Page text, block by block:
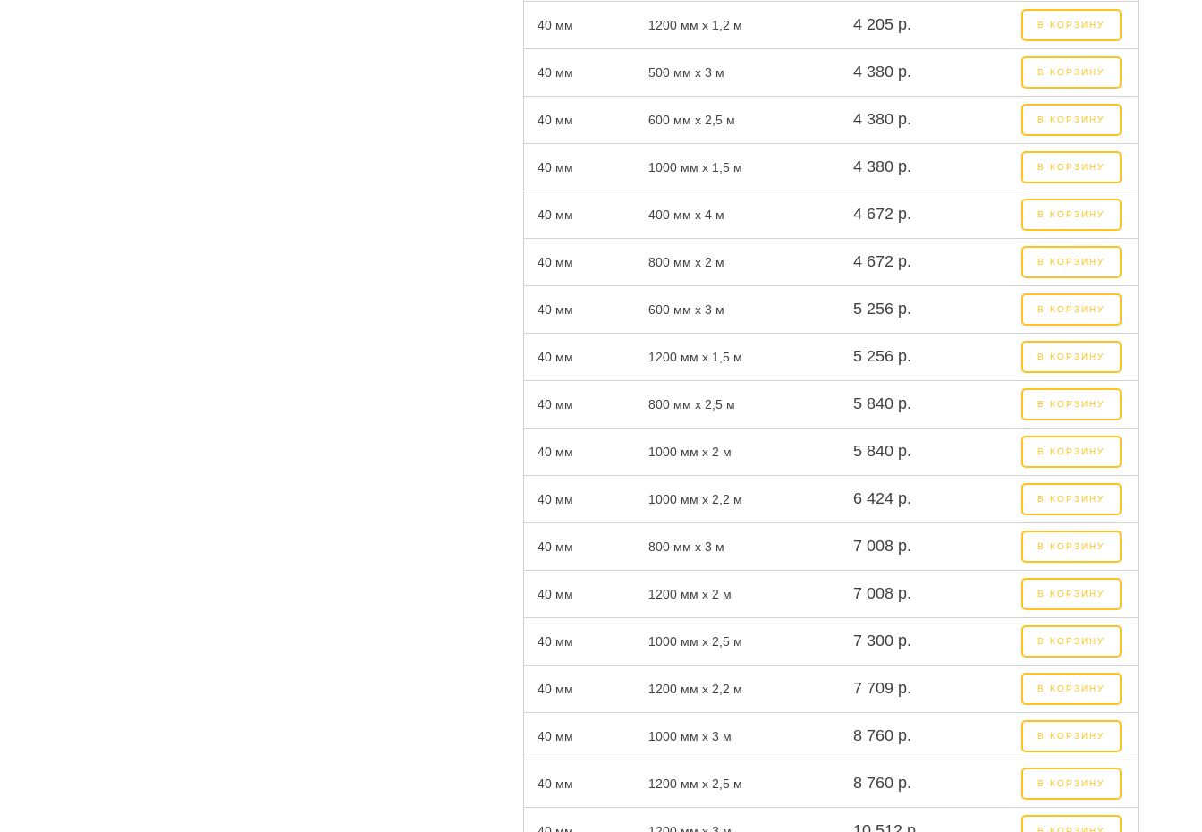
40 мм 1200 мм x 1,2 м 4 205 р. В КОРЗИНУ
40 мм 500 мм x 3 м 4 380 р. В КОРЗИНУ
40 мм 600 мм x 2,5 м 4 380 р. В КОРЗИНУ
40 мм 1000 мм x 1,5 м 4 380 р. В КОРЗИНУ
40 мм 400 мм x 4 м 4 672 р. В КОРЗИНУ
40 мм 800 мм x 2 м 4 672 р. В КОРЗИНУ
40 мм 600 мм x 3 м 5 256 р. В КОРЗИНУ
40 мм 1200 мм x 1,5 м 5 256 р. В КОРЗИНУ
40 мм 800 мм x 2,5 м 5 840 р. В КОРЗИНУ
40 мм 1000 мм x 2 м 5 840 р. В КОРЗИНУ
40 мм 1000 мм x 2,2 м 6 424 р. В КОРЗИНУ
40 мм 800 мм x 3 м 7 008 р. В КОРЗИНУ
40 мм 1200 мм x 2 м 7 008 р. В КОРЗИНУ
40 мм 1000 мм x 2,5 м 7 300 р. В КОРЗИНУ
40 мм 1200 мм x 2,2 м 7 709 р. В КОРЗИНУ
40 мм 1000 мм x 3 м 8 760 р. В КОРЗИНУ
40 мм 1200 мм x 2,5 м 8 760 р. В КОРЗИНУ